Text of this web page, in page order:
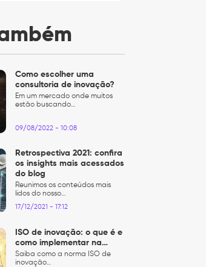
Como escolher uma
consultoria de inovação?
Em um mercado onde muitos
estão buscando…
09/08/2022 - 10:08
Retrospectiva 2021: confira
os insights mais acessados
do blog
Reunimos os conteúdos mais
lidos do nosso…
17/12/2021 - 17:12
ISO de inovação: o que é e
como implementar na…
Saiba como a norma ISO de
inovação…